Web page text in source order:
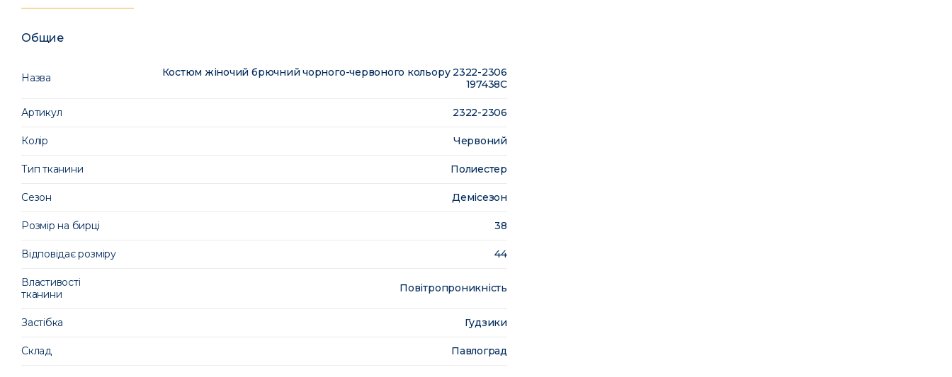
Общие
Назва
Костюм жіночий брючний чорного-червоного кольору 2322-2306
197438C
Артикул 2322-2306
Колір Червоний
Тип тканини Полиестер
Сезон Демісезон
Розмір на бирці 38
Відповідає розміру 44
Властивості
тканини
Повітропроникність
Застібка Гудзики
Склад Павлоград